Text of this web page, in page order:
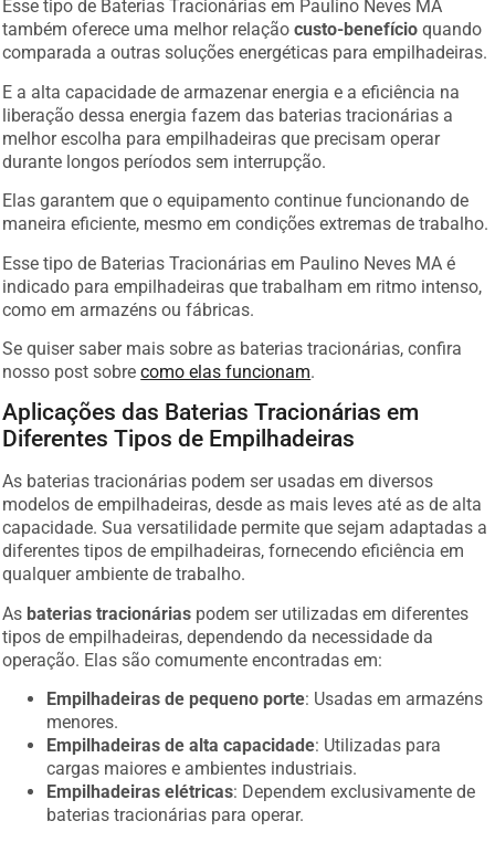
Esse tipo de Baterias Tracionárias em Paulino Neves MA
também oferece uma melhor relaçãocusto-benefício quando
comparada a outras soluções energéticas para empilhadeiras.
E a alta capacidade de armazenar energia e a eficiência na
liberação dessa energia fazem das baterias tracionárias a
melhor escolha para empilhadeiras que precisam operar
durante longos períodos sem interrupção.
Elas garantem que o equipamento continue funcionando de
maneira eficiente, mesmo em condições extremas de trabalho.
Esse tipo de Baterias Tracionárias em Paulino Neves MA é
indicado para empilhadeiras que trabalham em ritmo intenso,
como em armazéns ou fábricas.
Se quiser saber mais sobre as baterias tracionárias, confira
nosso post sobrecomo elas funcionam.
Aplicações das Baterias Tracionárias em
Diferentes Tipos de Empilhadeiras
As baterias tracionárias podem ser usadas em diversos
modelos de empilhadeiras, desde as mais leves até as de alta
capacidade. Sua versatilidade permite que sejam adaptadas a
diferentes tipos de empilhadeiras, fornecendo eficiência em
qualquer ambiente de trabalho.
As baterias tracionárias podem ser utilizadas em diferentes
tipos de empilhadeiras, dependendo da necessidade da
operação. Elas são comumente encontradas em:
Empilhadeiras de pequeno porte: Usadas em armazéns
menores.
Empilhadeiras de alta capacidade: Utilizadas para
cargas maiores e ambientes industriais.
Empilhadeiras elétricas: Dependem exclusivamente de
baterias tracionárias para operar.